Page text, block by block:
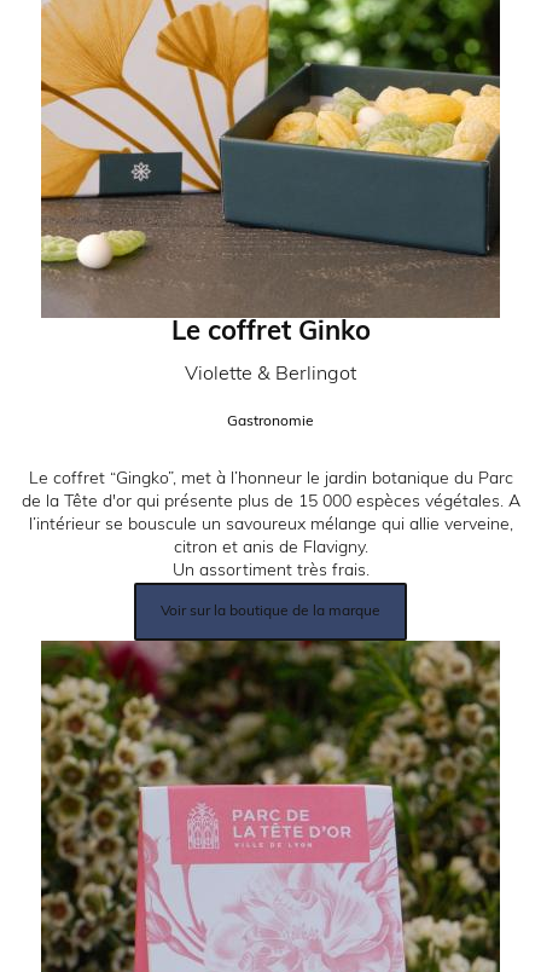
Le coffret Ginko
Violette & Berlingot
Gastronomie
Description:
Le coffret “Gingko”, met à l’honneur le jardin botanique du Parc
de la Tête d'or qui présente plus de 15 000 espèces végétales. A
l’intérieur se bouscule un savoureux mélange qui allie verveine,
citron et anis de Flavigny.
Un assortiment très frais.
Voir sur la boutique de la marque
Image: